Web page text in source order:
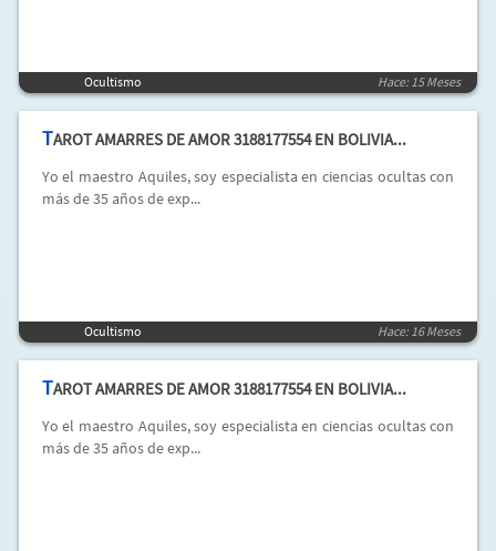
Ocultismo Hace: 15 Meses
TAROT AMARRES DE AMOR 3188177554 EN BOLIVIA...
Yo el maestro Aquiles, soy especialista en ciencias ocultas con
más de 35 años de exp...
Ocultismo Hace: 16 Meses
TAROT AMARRES DE AMOR 3188177554 EN BOLIVIA...
Yo el maestro Aquiles, soy especialista en ciencias ocultas con
más de 35 años de exp...